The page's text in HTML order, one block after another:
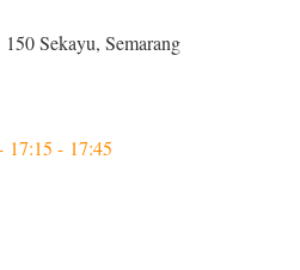
Sekayu, Semarang
17:15 - 17:45